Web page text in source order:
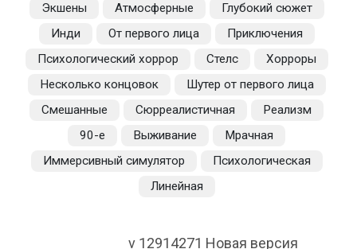
Экшены Атмосферные
Глубокий сюжет
Инди
От первого лица
Приключения
Психологический хоррор
Стелс
Хорроры
Несколько концовок
Шутер от первого лица
Смешанные
Сюрреалистичная
Реализм
90-е
Выживание
Мрачная
Иммерсивный симулятор
Психологическая
Линейная
v 12914271 Новая версия